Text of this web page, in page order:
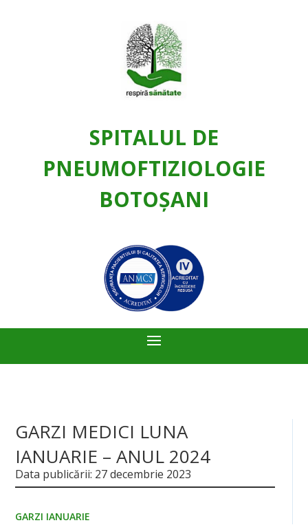
SPITALUL DE
PNEUMOFTIZIOLOGIE
BOTOŞANI
GARZI MEDICI LUNA
IANUARIE – ANUL 2024
Data publicării: 27 decembrie 2023
GARZI IANUARIE